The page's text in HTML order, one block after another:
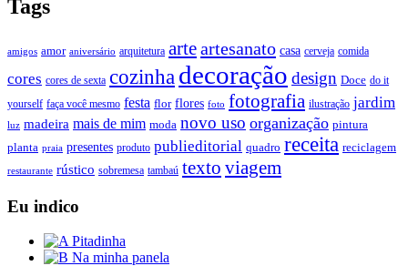
Tags
amigos amor aniversário arquitetura arteartesanato casa cerveja comida
cores cores de sexta cozinha decoração design Doce do it
yourself faça você mesmo festa flor flores foto fotografia ilustração jardim
luz madeira mais de mim moda novo uso organização pintura
planta praia presentes produto publieditorial quadro receita reciclagem
restaurante rústico sobremesa tambaú texto viagem
Eu indico